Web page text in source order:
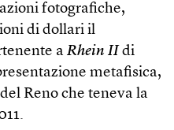
fotografiche,
di dollari il
a Rhein II di
metafisica,
Reno che teneva la